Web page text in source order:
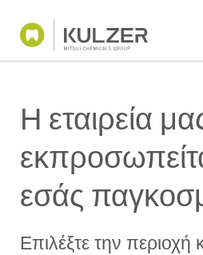
Η εταιρεία
εσάς
Επιλέξτε την